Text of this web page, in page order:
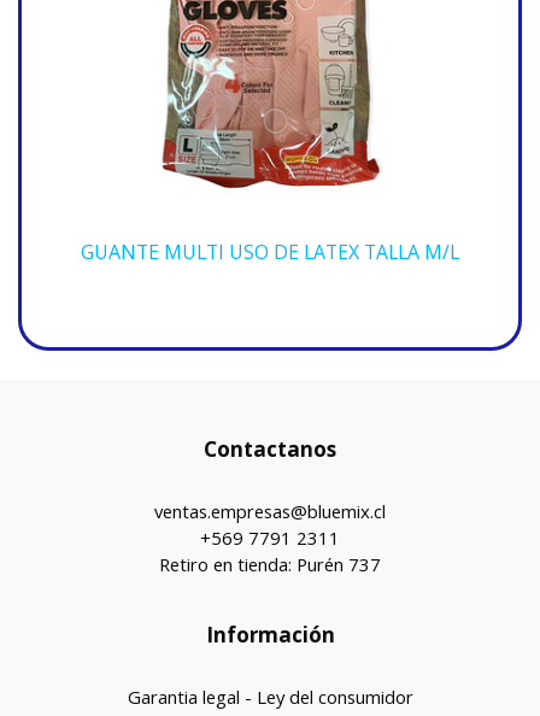
GUANTE MULTI USO DE LATEX TALLA M/L
Contactanos
ventas.empresas@bluemix.cl
+569 7791 2311
Retiro en tienda: Purén 737
Información
Garantia legal - Ley del consumidor